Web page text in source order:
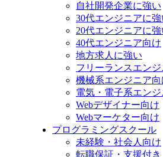
自社開発企業に強い
30代エンジニアに強
20代エンジニアに強
40代エンジニア向け
地方求人に強い
フリーランスエン
機械系エンジニア向
電気・電子系エン
Webデザイナー向け
Webマーケター向け
プログラミングスクール
未経験・社会人向け
転職保証・支援付き